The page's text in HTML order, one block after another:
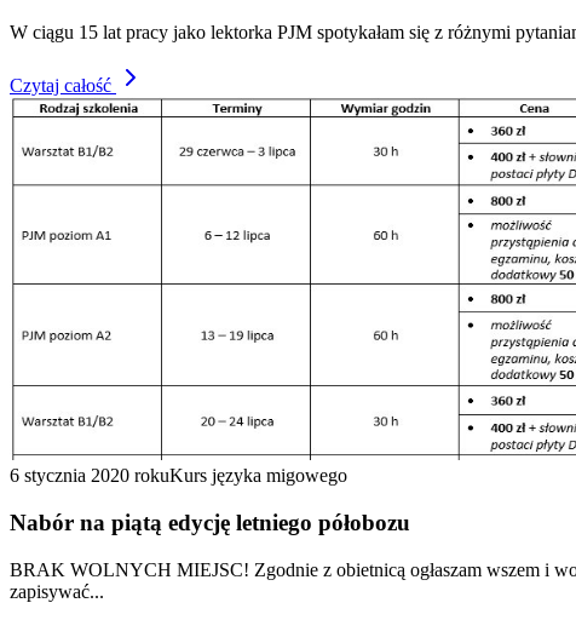
W ciągu 15 lat pracy jako lektorka PJM spotykałam się z różnymi
Czytaj całość
6 stycznia 2020 rokuKurs języka migowego
Nabór na piątą edycję letniego półobozu
BRAK WOLNYCH MIEJSC! Zgodnie z obietnicą ogłaszam wszem i
zapisywać...